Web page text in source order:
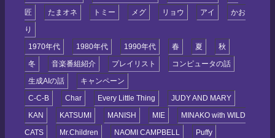
匠
たまオネ トミー メグ リョウ アイ
かお
り
1970年代
1980年代 1990年代 春 夏
秋
冬
音楽番組紹介 プレイリスト
コンピュータの話
生成AIの話
キャンペーン
C-C-B
Char Every Little Thing
JUDY AND MARY
KAN
KATSUMI MANISH MIE
MINAKO with WILD
CATS
Mr.Children NAOMI CAMPBELL
Puffy